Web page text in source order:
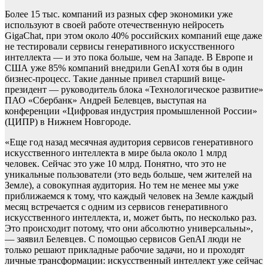
Более 15 тыс. компаний из разных сфер экономики уже
используют в своей работе отечественную нейросеть
GigaChat, при этом около 40% российских компаний еще даже
не тестировали сервисы генеративного искусственного
интеллекта — и это пока больше, чем на Западе. В Европе и
США уже 85% компаний внедрили GenAI хотя бы в один
бизнес-процесс. Такие данные привел старший вице-
президент — руководитель блока «Технологическое развитие»
ПАО «Сбербанк» Андрей Белевцев, выступая на
конференции «Цифровая индустрия промышленной России»
(ЦИПР) в Нижнем Новгороде.
«Еще год назад месячная аудитория сервисов генеративного
искусственного интеллекта в мире была около 1 млрд
человек. Сейчас это уже 10 млрд. Понятно, что это не
уникальные пользователи (это ведь больше, чем жителей на
Земле), а совокупная аудитория. Но тем не менее мы уже
приближаемся к тому, что каждый человек на Земле каждый
месяц встречается с одним из сервисов генеративного
искусственного интеллекта, и, может быть, по несколько раз.
Это происходит потому, что они абсолютно универсальны»,
— заявил Белевцев. С помощью сервисов GenAI люди не
только решают прикладные рабочие задачи, но и проходят
личные трансформации: искусственный интеллект уже сейчас